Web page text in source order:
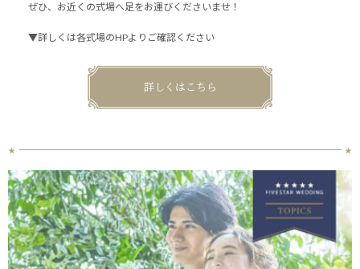
ぜひ、お近くの式場へ足をお運びくださいませ！
▼詳しくは各式場のHPよりご確認ください
詳しくはこちら